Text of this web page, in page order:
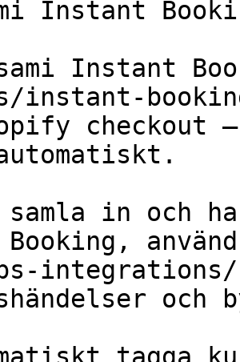
Instant
Instant
instant-
checkout
in och
och